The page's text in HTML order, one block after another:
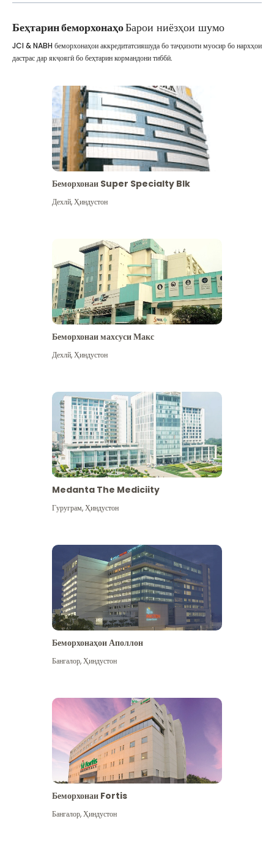
Беҳтарин беморхонаҳоБарои ниёзҳои шумо
Бештар дидан
JCI & NABH беморхонаҳои аккредитатсияшуда бо таҷҳизоти муосир бо нархҳои
дастрас дар якҷоягӣ бо беҳтарин кормандони тиббӣ.
Беморхонаи Super Specialty Blk
Дехлй,Ҳиндустон
Беморхонаи махсуси Макс
Дехлй,Ҳиндустон
Medanta The Mediciity
Гуруграм,Ҳиндустон
Беморхонаҳои Аполлон
Бангалор,Ҳиндустон
Беморхонаи Fortis
Бангалор,Ҳиндустон